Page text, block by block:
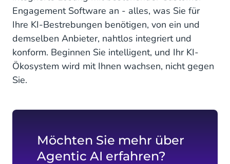
Engagement Software an - alles, was Sie für
Ihre KI-Bestrebungen benötigen, von ein und
demselben Anbieter, nahtlos integriert und
konform. Beginnen Sie intelligent, und Ihr KI-
Ökosystem wird mit Ihnen wachsen, nicht gegen
Sie.
Möchten Sie mehr über
Agentic AI erfahren?